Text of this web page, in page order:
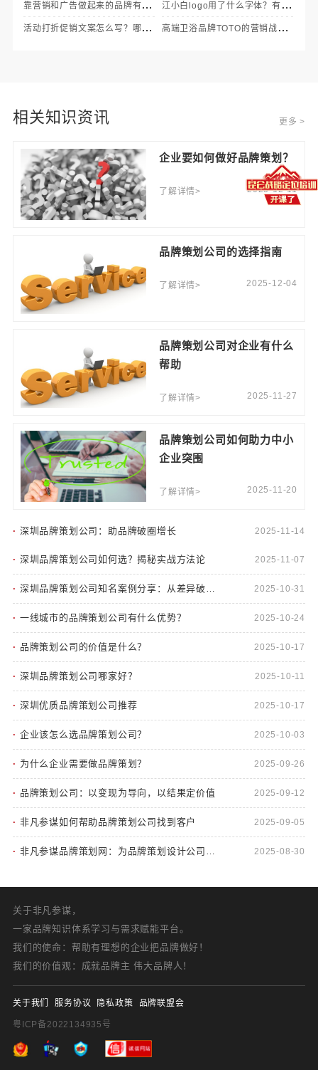
何收费的？ 怎样？
靠营销和广告做起来的品牌有哪
些？如何成功的？
江小白logo用了什么字体？有哪
些作用？
活动打折促销文案怎么写？哪些 高端卫浴品牌TOTO的营销战略
相关知识资讯 更多 >
企业要如何做好品牌策划？
了解详情> 2025-12-11
品牌策划公司的选择指南
了解详情> 2025-12-04
品牌策划公司对企业有什么
帮助
了解详情> 2025-11-27
品牌策划公司如何助力中小
企业突围
了解详情> 2025-11-20
· 深圳品牌策划公司：助品牌破圈增长 2025-11-14
· 深圳品牌策划公司如何选？揭秘实战方法论 2025-11-07
· 深圳品牌策划公司知名案例分享：从差异破局
到增长实证
2025-10-31
· 一线城市的品牌策划公司有什么优势？ 2025-10-24
· 品牌策划公司的价值是什么？ 2025-10-17
· 深圳品牌策划公司哪家好？ 2025-10-11
· 深圳优质品牌策划公司推荐 2025-10-17
· 企业该怎么选品牌策划公司？ 2025-10-03
· 为什么企业需要做品牌策划？ 2025-09-26
· 品牌策划公司：以变现为导向，以结果定价值 2025-09-12
· 非凡参谋如何帮助品牌策划公司找到客户 2025-09-05
· 非凡参谋品牌策划网：为品牌策划设计公司赋 2025-08-30
关于非凡参谋，
一家品牌知识体系学习与需求赋能平台。
我们的使命：帮助有理想的企业把品牌做好！
我们的价值观：成就品牌主 伟大品牌人！
关于我们 服务协议 隐私政策 品牌联盟会
粤ICP备2022134935号